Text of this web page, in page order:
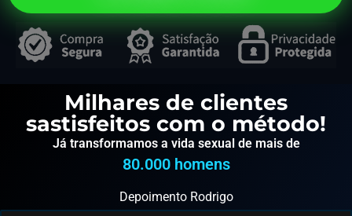
Milhares de clientes
sastisfeitos com o método!
Já transformamos a vida sexual de mais de
80.000 homens
Depoimento Rodrigo